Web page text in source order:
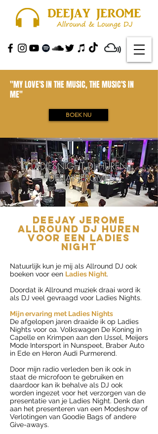
"MY LOVE'S IN THE MUSIC, THE MUSIC'S IN
ME"
BOEK NU
LADIESNIGHT DJ HUREN
DEEJAY JEROME
deejay jerome
allround dj huren
voor een LADIES
NIGHT
Natuurlijk kun je mij als Allround DJ ook
boeken voor een Ladies Night.
Doordat ik Allround muziek draai word ik
als DJ veel gevraagd voor Ladies Nights.
Mijn ervaring met Ladies Nights
De afgelopen jaren draaide ik op Ladies
Nights voor oa. Volkswagen De Koning in
Capelle en Krimpen aan den IJssel, Meijers
Mode Intersport in Nunspeet, Braber Auto
in Ede en Heron Audi Purmerend.
Door mijn radio verleden ben ik ook in
staat de microfoon te gebruiken en
daardoor kan ik behalve als DJ ook
worden ingezet voor het verzorgen van de
presentatie van je Ladies Night. Denk dan
aan het presenteren van een Modeshow of
Verlotingen van Goodie Bags of andere
Give-aways.